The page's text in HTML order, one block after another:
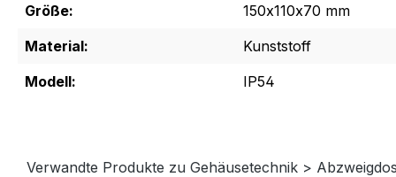
Größe:
150x110x70 mm
Material:
Kunststoff
Modell:
IP54
Verwandte Produkte zu Gehäusetechnik >